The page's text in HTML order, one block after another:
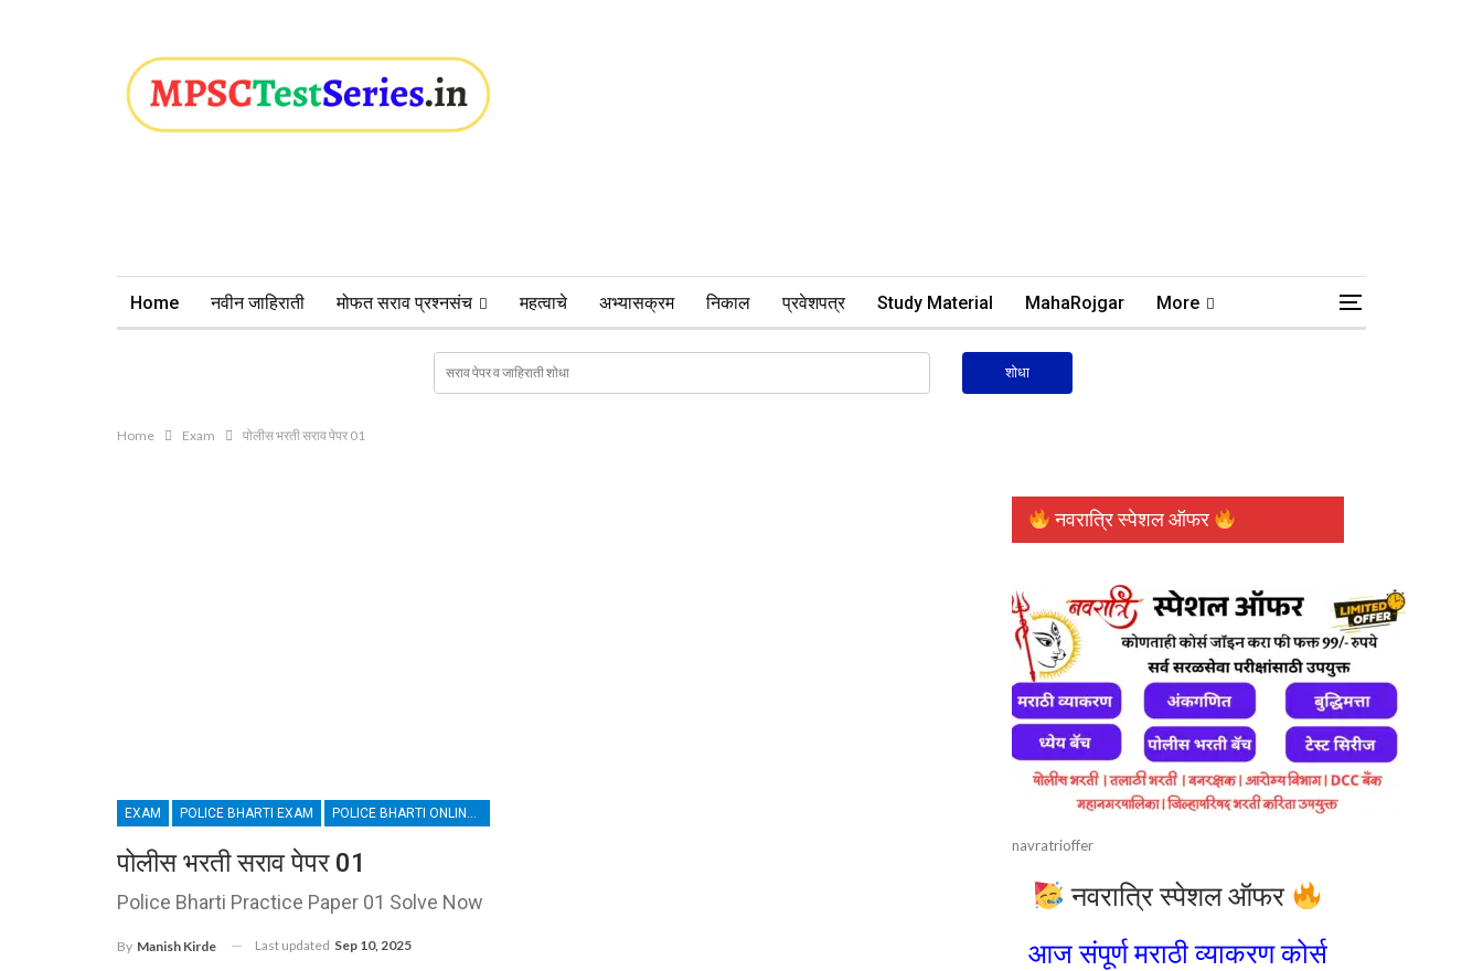
Home नवीन जाहिराती मोफत सराव प्रश्नसंच महत्वाचे अभ्यासक्रम निकाल प्रवेशपत्र Study Material MahaRojgar More
Home Exam पोलीस भरती सराव पेपर 01
EXAM POLICE BHARTI EXAM POLICE BHARTI ONLINE TEST 100 MARKS
पोलीस भरती सराव पेपर 01
Police Bharti Practice Paper 01 Solve Now
By Manish Kirde Last updated Sep 10, 2025
नवरात्रि स्पेशल ऑफर
navratrioffer
नवरात्रि स्पेशल ऑफर
आज संपूर्ण मराठी व्याकरण कोर्स